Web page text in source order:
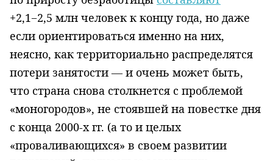
+2,1−2,5 млн человек к концу года, но даже
если ориентироваться именно на них,
неясно, как территориально распределятся
потери занятости — и очень может быть,
что страна снова столкнется с проблемой
«моногородов», не стоявшей на повестке дня
с конца 2000-х гг. (а то и целых
«проваливающихся» в своем развитии